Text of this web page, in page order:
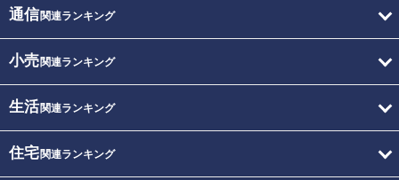
通信関連ランキング
小売関連ランキング
生活関連ランキング
住宅関連ランキング